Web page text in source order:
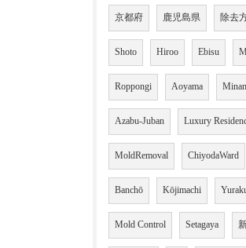
京都府 鹿児島県 除去
Shoto Hiroo Ebisu
Roppongi Aoyama
Azabu-Juban Luxury
MoldRemoval ChiyodaWard
Banchō Kōjimachi
Mold Control Setagaya